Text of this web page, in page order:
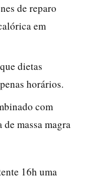
de reparo
em
dietas
horários.
com
massa magra
16h uma